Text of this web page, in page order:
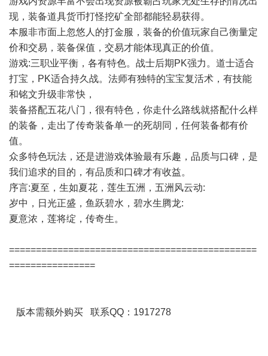
现，装备道具货币打怪挖矿全部都能轻易获得。
本服非市面上忽悠人的打金服，装备的价值玩家自己衡量定
价和交易，装备保值，交易才能体现真正的价值。
游戏:三职业平衡，各有特色。战士后期PK强力。道士适合
打宝，PK适合持久战。法师有独特的宝宝复活术，有技能
和铭文升级非常快，
装备搭配五花八门，很有特色，你走什么路线就搭配什么样
的装备，走出了传奇装备单一的死胡同，任何装备都有价
值。
众多特色玩法，还是进游戏体验最有乐趣，品质与口碑，是
我们追求的目的，有品质和口碑才有收益。
序言:夏至，生如夏花，莲生五洲，五洲风云动:
岁中，日光正盛，鱼跃碧水，碧水生腾龙:
夏意浓，莲将绽，传奇生。
==============================================
================
版本需额外购买 联系QQ：1917278